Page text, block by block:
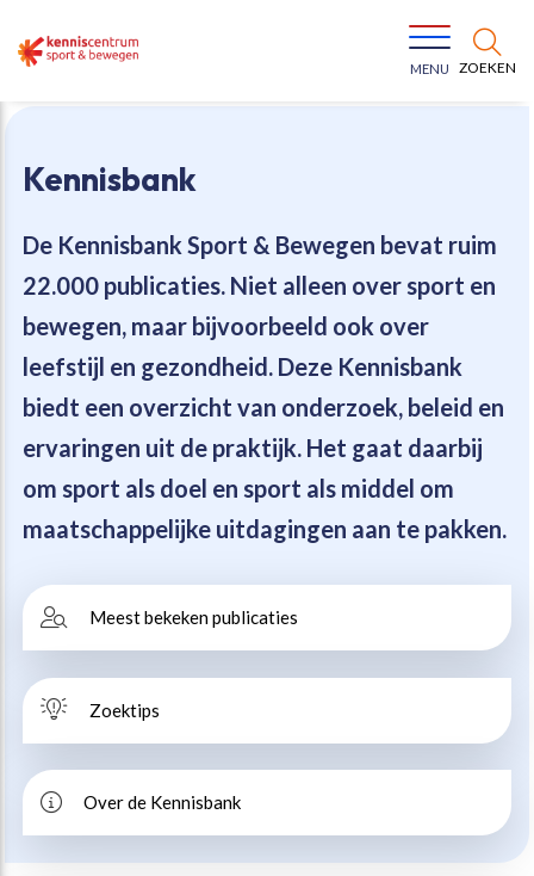
ZOEKEN
MENU
Kennisbank
De Kennisbank Sport & Bewegen bevat ruim
22.000 publicaties. Niet alleen over sport en
bewegen, maar bijvoorbeeld ook over
leefstijl en gezondheid. Deze Kennisbank
biedt een overzicht van onderzoek, beleid en
ervaringen uit de praktijk. Het gaat daarbij
om sport als doel en sport als middel om
maatschappelijke uitdagingen aan te pakken.
Meest bekeken publicaties
Zoektips
Over de Kennisbank
Bewegen voor een gezonde leefstijl
Jeugd in beweging
Vitaal ouder worden
Maatschappelijke waarde
Beweegvriendelijke omgeving
Esports, gaming en gamification
Alle thema’s
Ons team
Onze missie
Onze werkwijze
Organisatie
Werken bij